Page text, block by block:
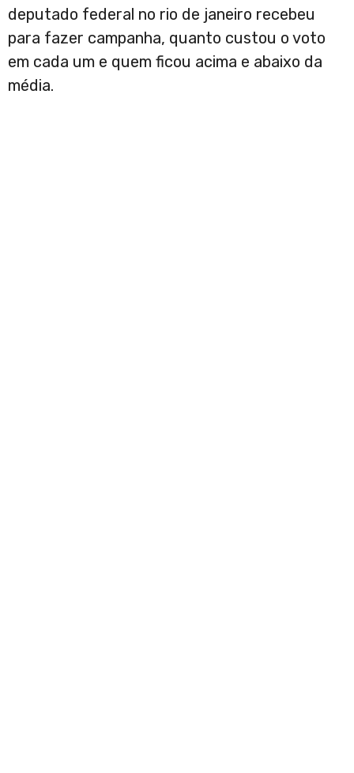
deputado federal no rio de janeiro recebeu
para fazer campanha, quanto custou o voto
em cada um e quem ficou acima e abaixo da
média.